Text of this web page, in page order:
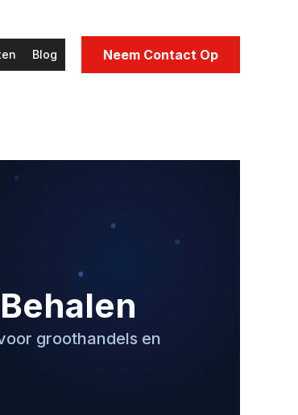
Blog Neem Contact Op
groothandels en